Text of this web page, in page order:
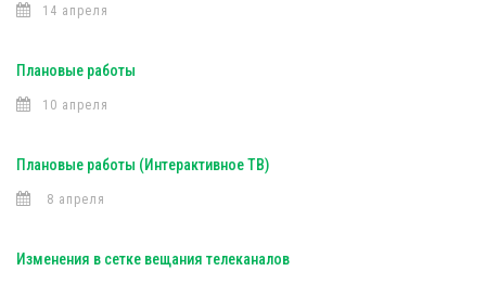
14 апреля
Плановые работы
10 апреля
Плановые работы (Интерактивное ТВ)
8 апреля
Изменения в сетке вещания телеканалов